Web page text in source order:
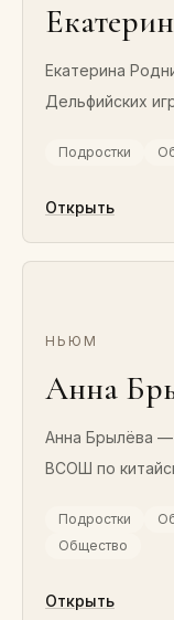
Екатерина
Дельфийских
Подростки
Открыть
НЬЮМ
Анна
Анна Брылёва —
ВСОШ по
Подростки
Общество
Открыть